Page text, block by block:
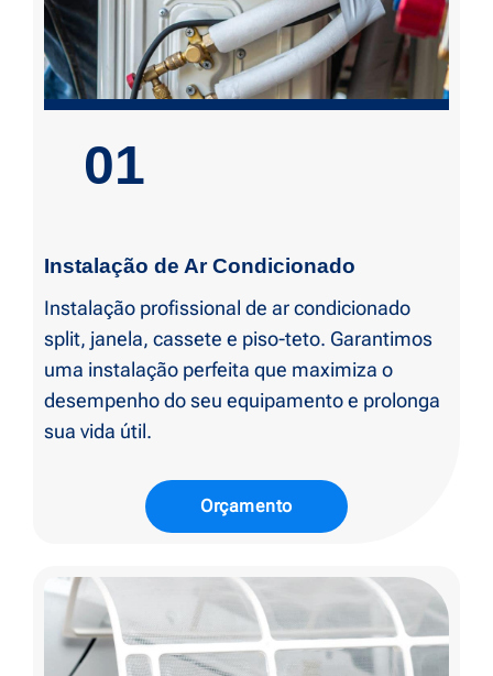
01
Instalação de Ar Condicionado
Instalação profissional de ar condicionado
split, janela, cassete e piso-teto. Garantimos
uma instalação perfeita que maximiza o
desempenho do seu equipamento e prolonga
sua vida útil.
Orçamento